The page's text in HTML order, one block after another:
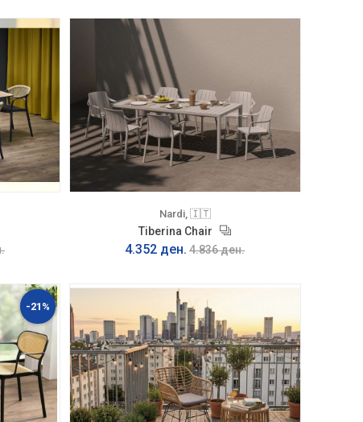
Nardi, 🇮🇹
Tiberina Chair
4.352 ден. 4.836 ден.
-21%